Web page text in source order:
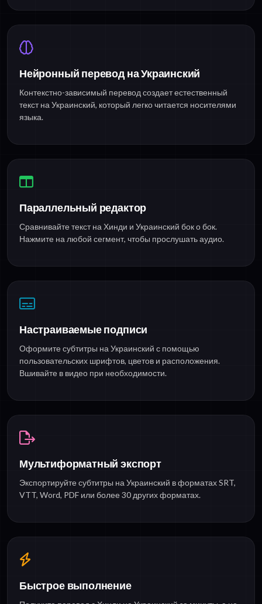
Нейронный перевод на Украинский
Контекстно-зависимый перевод создает естественный
текст на Украинский, который легко читается носителями
языка.
Параллельный редактор
Сравнивайте текст на Хинди и Украинский бок о бок.
Нажмите на любой сегмент, чтобы прослушать аудио.
Настраиваемые подписи
Оформите субтитры на Украинский с помощью
пользовательских шрифтов, цветов и расположения.
Вшивайте в видео при необходимости.
Мультиформатный экспорт
Экспортируйте субтитры на Украинский в форматах SRT,
VTT, Word, PDF или более 30 других форматах.
Быстрое выполнение